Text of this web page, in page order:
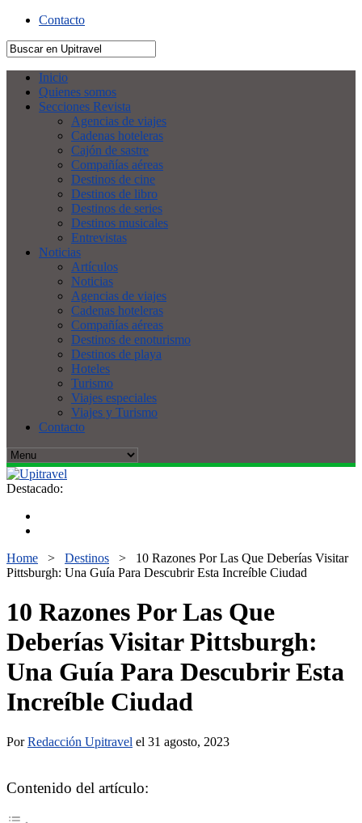
Contacto
Inicio
Quienes somos
Secciones Revista
Agencias de viajes
Cadenas hoteleras
Cajón de sastre
Compañías aéreas
Destinos de cine
Destinos de libro
Destinos de series
Destinos musicales
Entrevistas
Noticias
Artículos
Noticias
Agencias de viajes
Cadenas hoteleras
Compañías aéreas
Destinos de enoturismo
Destinos de playa
Hoteles
Turismo
Viajes especiales
Viajes y Turismo
Contacto
Destacado:
Home > Destinos > 10 Razones Por Las Que Deberías Visitar
Pittsburgh: Una Guía Para Descubrir Esta Increíble Ciudad
10 Razones Por Las Que
Deberías Visitar Pittsburgh:
Una Guía Para Descubrir Esta
Increíble Ciudad
PorRedacción Upitravel el 31 agosto, 2023
Contenido del artículo: